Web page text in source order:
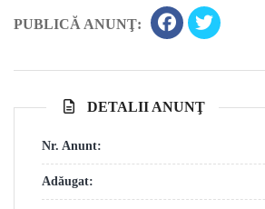
PUBLICĂ ANUNŢ:
DETALII ANUNŢ
Nr. Anunt:
Adăugat: